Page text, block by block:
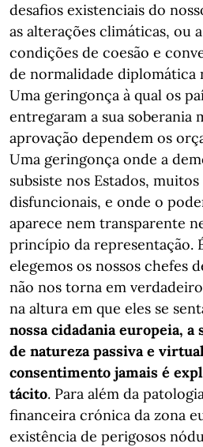
desafios existenciais do
as alterações climáticas, ou
condições de coesão e
de normalidade diplomática
Uma geringonça à qual os
entregaram a sua soberania
aprovação dependem os
Uma geringonça onde a
subsiste nos Estados,
disfuncionais, e onde o
aparece nem transparente
princípio da representação.
elegemos os nossos chefes
não nos torna em
na altura em que eles se
nossa cidadania europeia, a
de natureza passiva e
consentimento jamais é
tácito. Para além da
financeira crónica da zona
existência de perigosos